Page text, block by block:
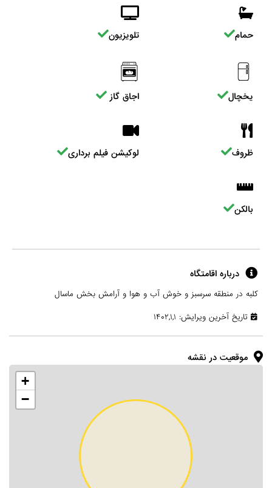
حمام تلویزیون
یخچال اجاق گاز
ظروف لوکیشن فیلم برداری
بالکن
درباره اقامتگاه
کلبه در منطقه سرسبز و خوش آب و هوا و آرامش بخش ماسال
تاریخ آخرین ویرایش: ۱۴۰۲,۱,۱
موقعیت در نقشه
+
−